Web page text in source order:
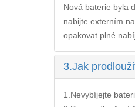
Nová baterie byla
nabijte externím
opakovat plné
3.Jak
1.Nevybíjejte